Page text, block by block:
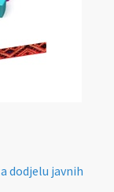
dodjelu javnih